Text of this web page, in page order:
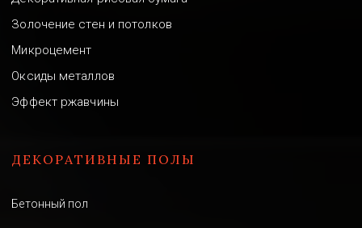
Золочение стен и потолков
Микроцемент
Оксиды металлов
Эффект ржавчины
ДЕКОРАТИВНЫЕ ПОЛЫ
Бетонный пол